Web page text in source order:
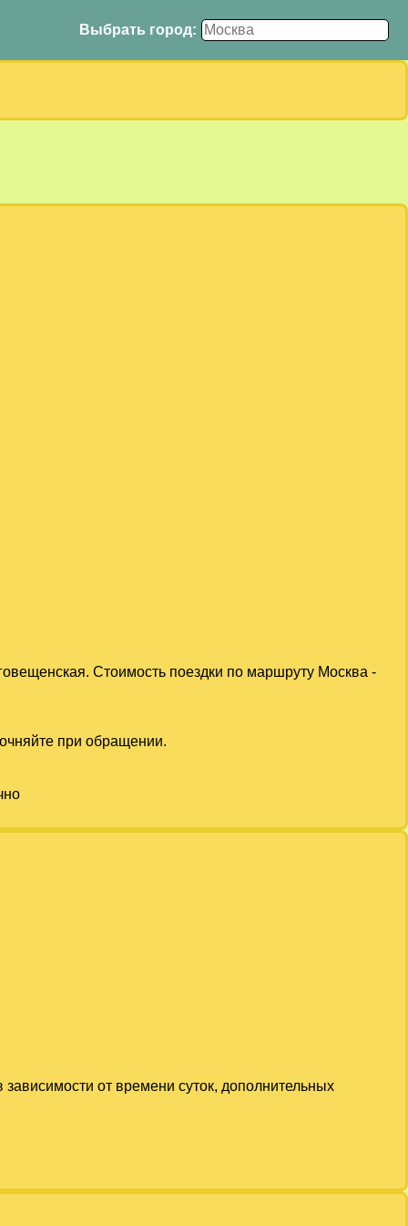
Выбрать город:
Стоимость поездки по маршруту Москва -
при обращении.
зависимости от времени суток, дополнительных